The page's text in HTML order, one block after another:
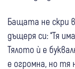
Бащата не скри
дъщеря си: “Тя
Тялото ѝ е
е огромна, но тя